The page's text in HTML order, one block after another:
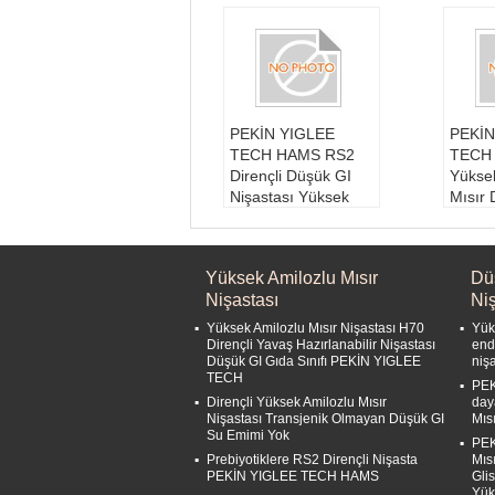
PEKİN YIGLEE
TECH HAMS RS2
Dirençli Düşük GI
Nişastası Yüksek
Amilozlu Mısır
Türü:Dayanıklı nişa
sta
Kalıcılık süresi:24
ay
Depolama Durumu
1:Normal sıcaklık
Mısır
2:
ve
Yüksek Amilozlu Mısır
Nişastası
Yüksek Amilozlu Mısır Nişastası H70
Dirençli Yavaş Hazırlanabilir Nişastası
Düşük GI Gıda Sınıfı PEKİN YIGLEE
TECH
Dirençli Yüksek Amilozlu Mısır
Nişastası Transjenik Olmayan Düşük GI
Su Emimi Yok
Prebiyotiklere RS2 Dirençli Nişasta
PEKİN YIGLEE TECH HAMS